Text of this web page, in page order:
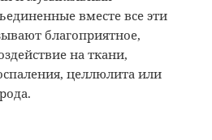
вместе все эти
благоприятное,
на ткани,
целлюлита или